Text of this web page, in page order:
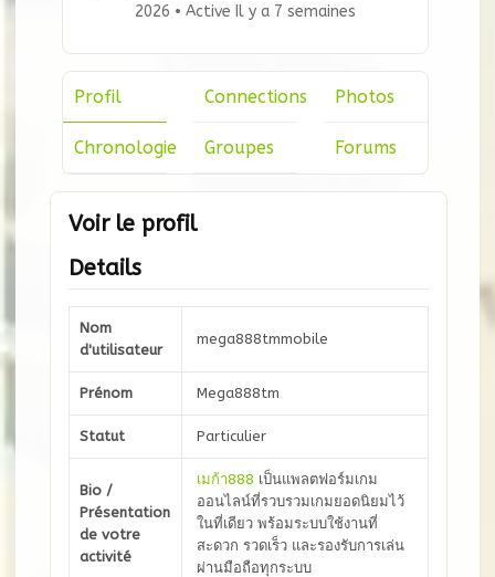
2026 • Active Il y a 7 semaines
Profil
Chronologie
Connections
Groupes
Photos
Forums
Voir le profil
Details
Nom
d'utilisateur
mega888tmmobile
Prénom Mega888tm
Statut Particulier
Bio /
Présentation
de votre
activité
เมก้า888 เป็นแพลตฟอร์มเกม
ออนไลน์ที่รวบรวมเกมยอดนิยมไว้
ในที่เดียว พร้อมระบบใช้งานที่
สะดวก รวดเร็ว และรองรับการเล่น
ผ่านมือถือทุกระบบ